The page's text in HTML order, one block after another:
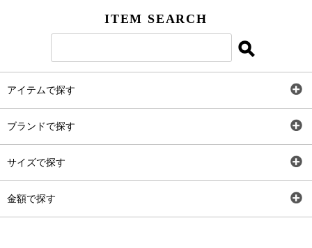
ITEM SEARCH
アイテムで探す
ブランドで探す
サイズで探す
金額で探す